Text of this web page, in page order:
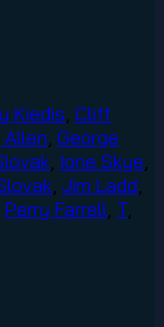
Kiedis Cliff
Allen George
Ione Skye
Jim Ladd
Perry Farrell T